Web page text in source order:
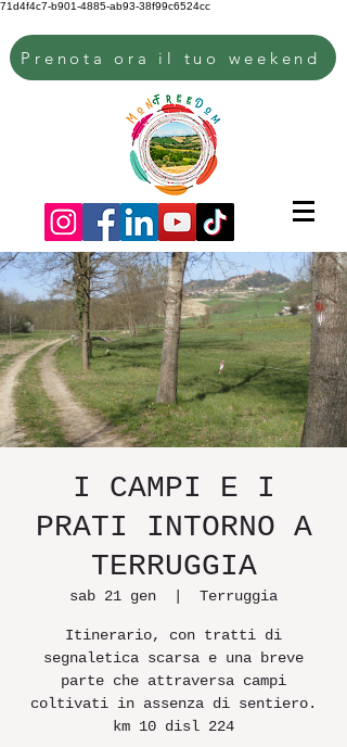
71d4f4c7-b901-4885-ab93-38f99c6524cc
Prenota ora il tuo weekend
I CAMPI E I
PRATI INTORNO A
TERRUGGIA
sab 21 gen Terruggia
Itinerario, con tratti di
segnaletica scarsa e una breve
parte che attraversa campi
coltivati in assenza di sentiero.
km 10 disl 224